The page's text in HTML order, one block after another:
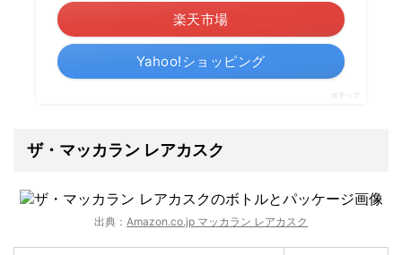
楽天市場
Yahoo!ショッピング
ポチップ
ザ・マッカラン レアカスク
出典： Amazon.co.jp マッカラン レアカスク